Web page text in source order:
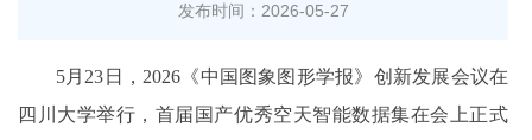
发布时间：2026-05-27
5月23日，2026《中国图象图形学报》创新发展会议在
四川大学举行，首届国产优秀空天智能数据集在会上正式